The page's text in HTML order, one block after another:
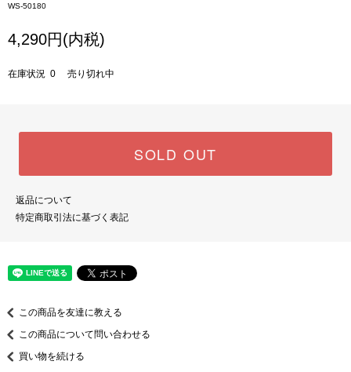
WS-50180
4,290円(内税)
在庫状況 0 売り切れ中
SOLD OUT
返品について
特定商取引法に基づく表記
この商品を友達に教える
この商品について問い合わせる
買い物を続ける